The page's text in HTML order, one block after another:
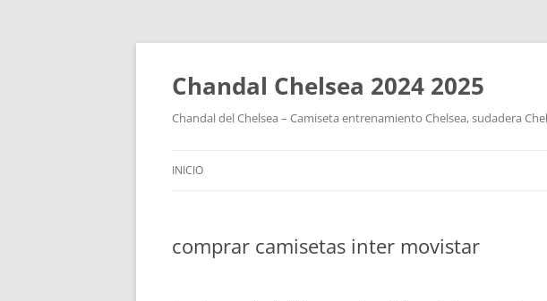
Chandal Chelsea 2024 2025
Chandal del Chelsea – Camiseta entrenamiento Chelsea, sudadera
INICIO
comprar camisetas inter movistar